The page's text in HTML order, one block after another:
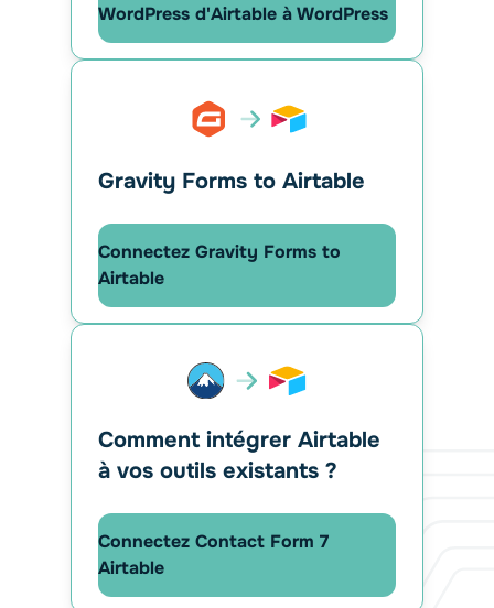
WordPress d'Airtable à WordPress
Gravity Forms to Airtable
Connectez Gravity Forms to
Airtable
Comment intégrer Airtable
à vos outils existants ?
Connectez Contact Form 7
Airtable